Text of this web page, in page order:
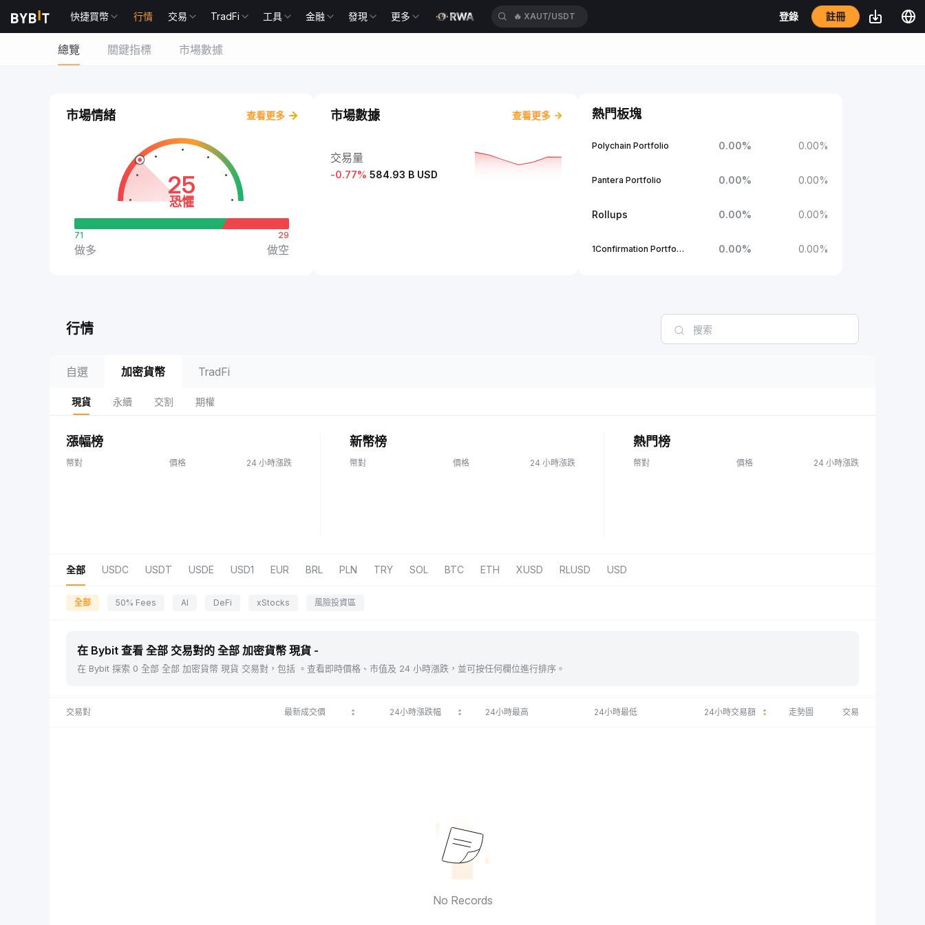
快捷買幣 行情 交易 TradFi 工具 金融 發現 更多 🔥 XAUT/USDT 登錄 註冊
總覽 關鍵指標 市場數據
市場情緒 查看更多
25
恐懼
71
做多
29
做空
市場數據 查看更多
交易量
-0.77% 584.93 B USD
熱門板塊
Polychain Portfolio 0.00% 0.00%
Pantera Portfolio 0.00% 0.00%
Rollups 0.00% 0.00%
1Confirmation Portfolio 0.00% 0.00%
行情
自選 加密貨幣 TradFi
現貨 永續 交割 期權
漲幅榜
幣對 價格 24 小時漲跌
新幣榜
幣對 價格 24 小時漲跌
熱門榜
幣對 價格 24 小時漲跌
全部 USDC USDT USDE USD1 EUR BRL PLN TRY SOL BTC ETH XUSD RLUSD USD
全部 50% Fees AI DeFi xStocks 風險投資區
在 Bybit 查看 全部 交易對的 全部 加密貨幣 現貨 -
在 Bybit 探索 0 全部 全部 加密貨幣 現貨 交易對，包括 。查看即時價格、市值及 24 小時漲跌，並可按任何欄位進行排序。
交易對 最新成交價 24小時漲跌幅 24小時最高 24小時最低 24小時交易額 走勢圖 交易
No Records